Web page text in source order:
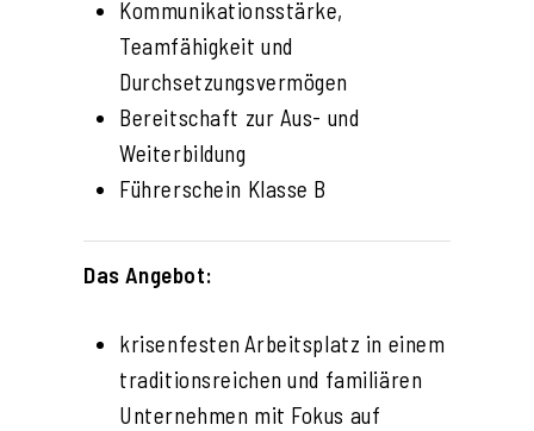
Kommunikationsstärke,
Teamfähigkeit und
Durchsetzungsvermögen
Bereitschaft zur Aus- und
Weiterbildung
Führerschein Klasse B
Das Angebot:
krisenfesten Arbeitsplatz in einem
traditionsreichen und familiären
Unternehmen mit Fokus auf